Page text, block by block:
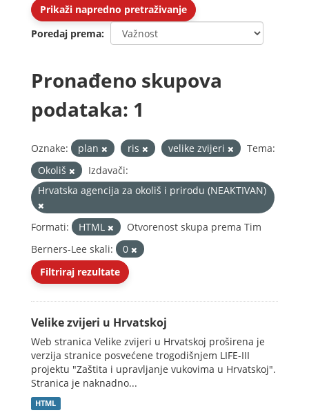
Prikaži napredno pretraživanje
Poredaj prema
Pronađeno skupova
podataka: 1
Oznake: plan ris velike zvijeri
Tema:
Okoliš
Izdavači:
Hrvatska agencija za okoliš i prirodu (NEAKTIVAN)
Formati: HTML
Otvorenost skupa prema Tim
Berners-Lee skali:
0
Filtriraj rezultate
Velike zvijeri u Hrvatskoj
Web stranica Velike zvijeri u Hrvatskoj proširena je
verzija stranice posvećene trogodišnjem LIFE-III
projektu "Zaštita i upravljanje vukovima u Hrvatskoj".
Stranica je naknadno...
HTML